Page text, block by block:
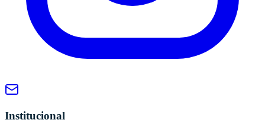
Institucional